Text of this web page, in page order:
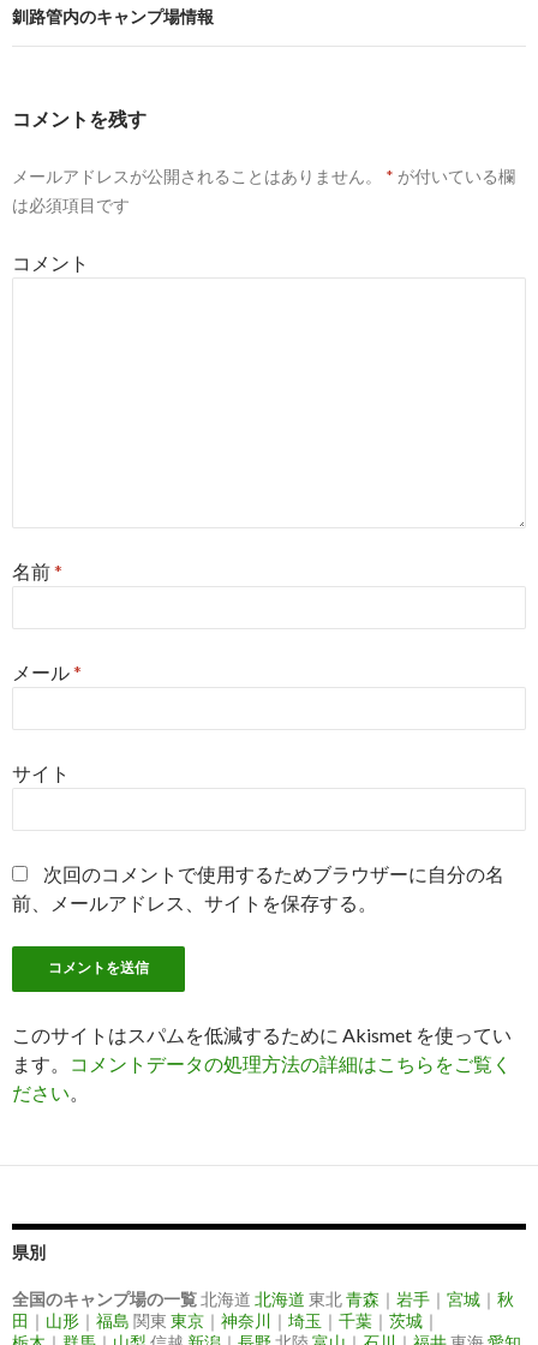
ナ
ゲ
シ
ン
釧路管内のキャンプ場情報
コメントを残す
メールアドレスが公開されることはありません。 * が付いている欄
は必須項目です
コメント
名前*
メール*
サイト
次回のコメントで使用するためブラウザーに自分の名
前、メールアドレス、サイトを保存する。
このサイトはスパムを低減するために Akismet を使ってい
ます。
コメントデータの処理方法の詳細はこちらをご覧く
ださい。
県別
全国のキャンプ場の一覧北海道 北海道 東北青森 ｜ 岩手 ｜ 宮城 ｜ 秋
田 ｜ 山形 ｜ 福島 関東 東京 ｜ 神奈川 ｜ 埼玉 ｜ 千葉 ｜ 茨城 ｜